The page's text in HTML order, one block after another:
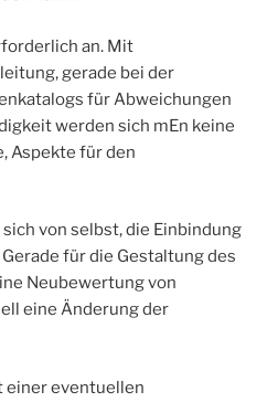
an. Mit
gerade bei der
für Abweichungen
werden sich mEn keine
Aspekte für den
von selbst, die Einbindung
für die Gestaltung des
Neubewertung von
eine Änderung der
einer eventuellen